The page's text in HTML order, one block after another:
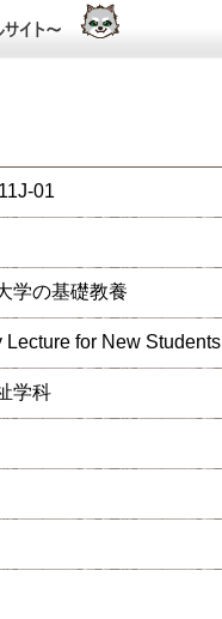
01
学の基礎教養
Lecture for New Students
学科